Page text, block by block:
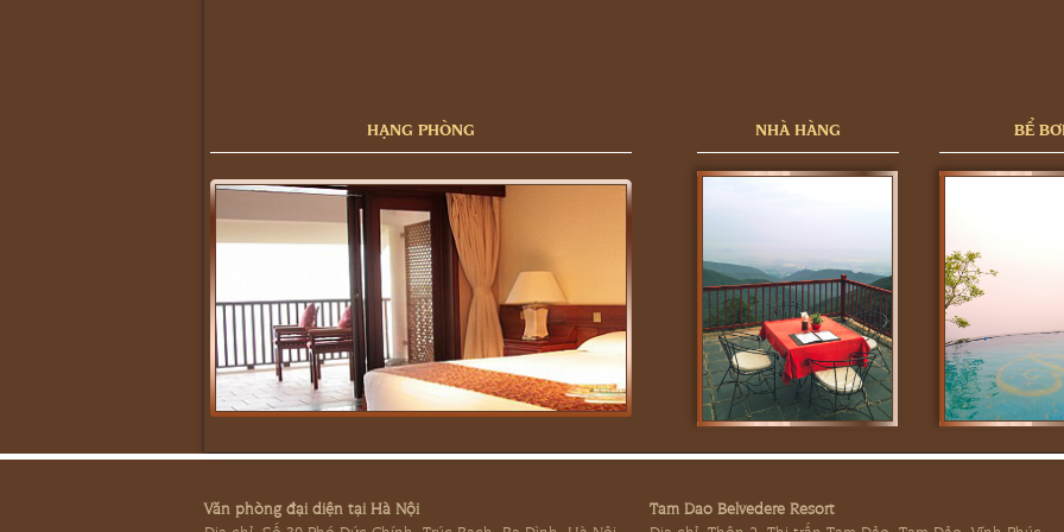
HẠNG PHÒNG NHÀ HÀNG BỂ
Văn phòng đại diện tại Hà Nội
Tam Dao Belvedere Resort